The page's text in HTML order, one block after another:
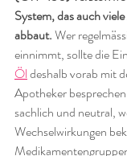
System, das auch
abbaut. Wer
einnimmt, sollte die
Öl deshalb vorab mit
Apotheker
sachlich und neutral,
Wechselwirkungen